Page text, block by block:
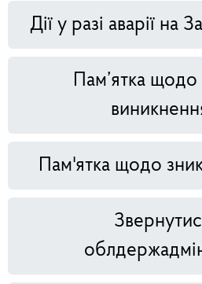
Дії у разі аварії на
Пам’ятка щодо
Пам'ятка щодо